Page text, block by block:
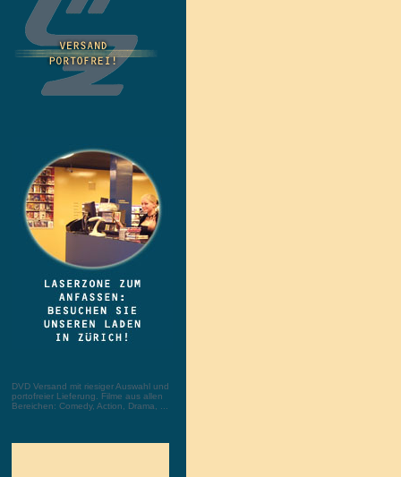
DVD Versand mit riesiger Auswahl und
portofreier Lieferung. Filme aus allen
Bereichen: Comedy, Action, Drama, ...